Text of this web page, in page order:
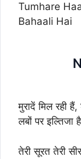
Tumhare
Bahaali Hai
मुरादें मिल रही
लबों पर इल्तिजा
तेरी सूरत तेरी